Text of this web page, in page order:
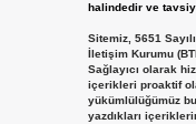
halindedir ve
Sitemiz, 5651
İletişim Kurumu
Sağlayıcı olarak
içerikleri proaktif
yükümlülüğümüz
yazdıkları